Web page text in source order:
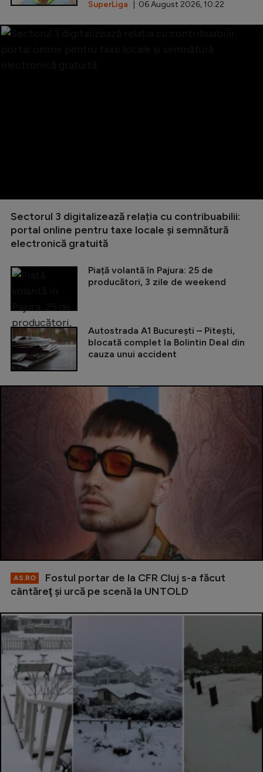
SuperLiga | 06 August 2026, 10:22
Sectorul 3 digitalizează relația cu contribuabilii:
portal online pentru taxe locale și semnătură
electronică gratuită
Piață volantă în Pajura: 25 de
producători, 3 zile de weekend
Autostrada A1 București – Pitești,
blocată complet la Bolintin Deal din
cauza unui accident
AS.RO
Fostul portar de la CFR Cluj s-a făcut
cântăreţ şi urcă pe scenă la UNTOLD